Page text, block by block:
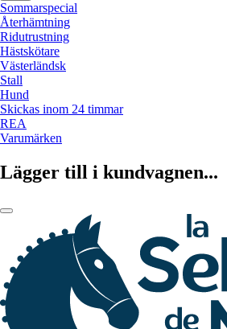
Sommarspecial
Återhämtning
Ridutrustning
Hästskötare
Västerländsk
Stall
Hund
Skickas inom 24 timmar
REA
Varumärken
Lägger till i kundvagnen...